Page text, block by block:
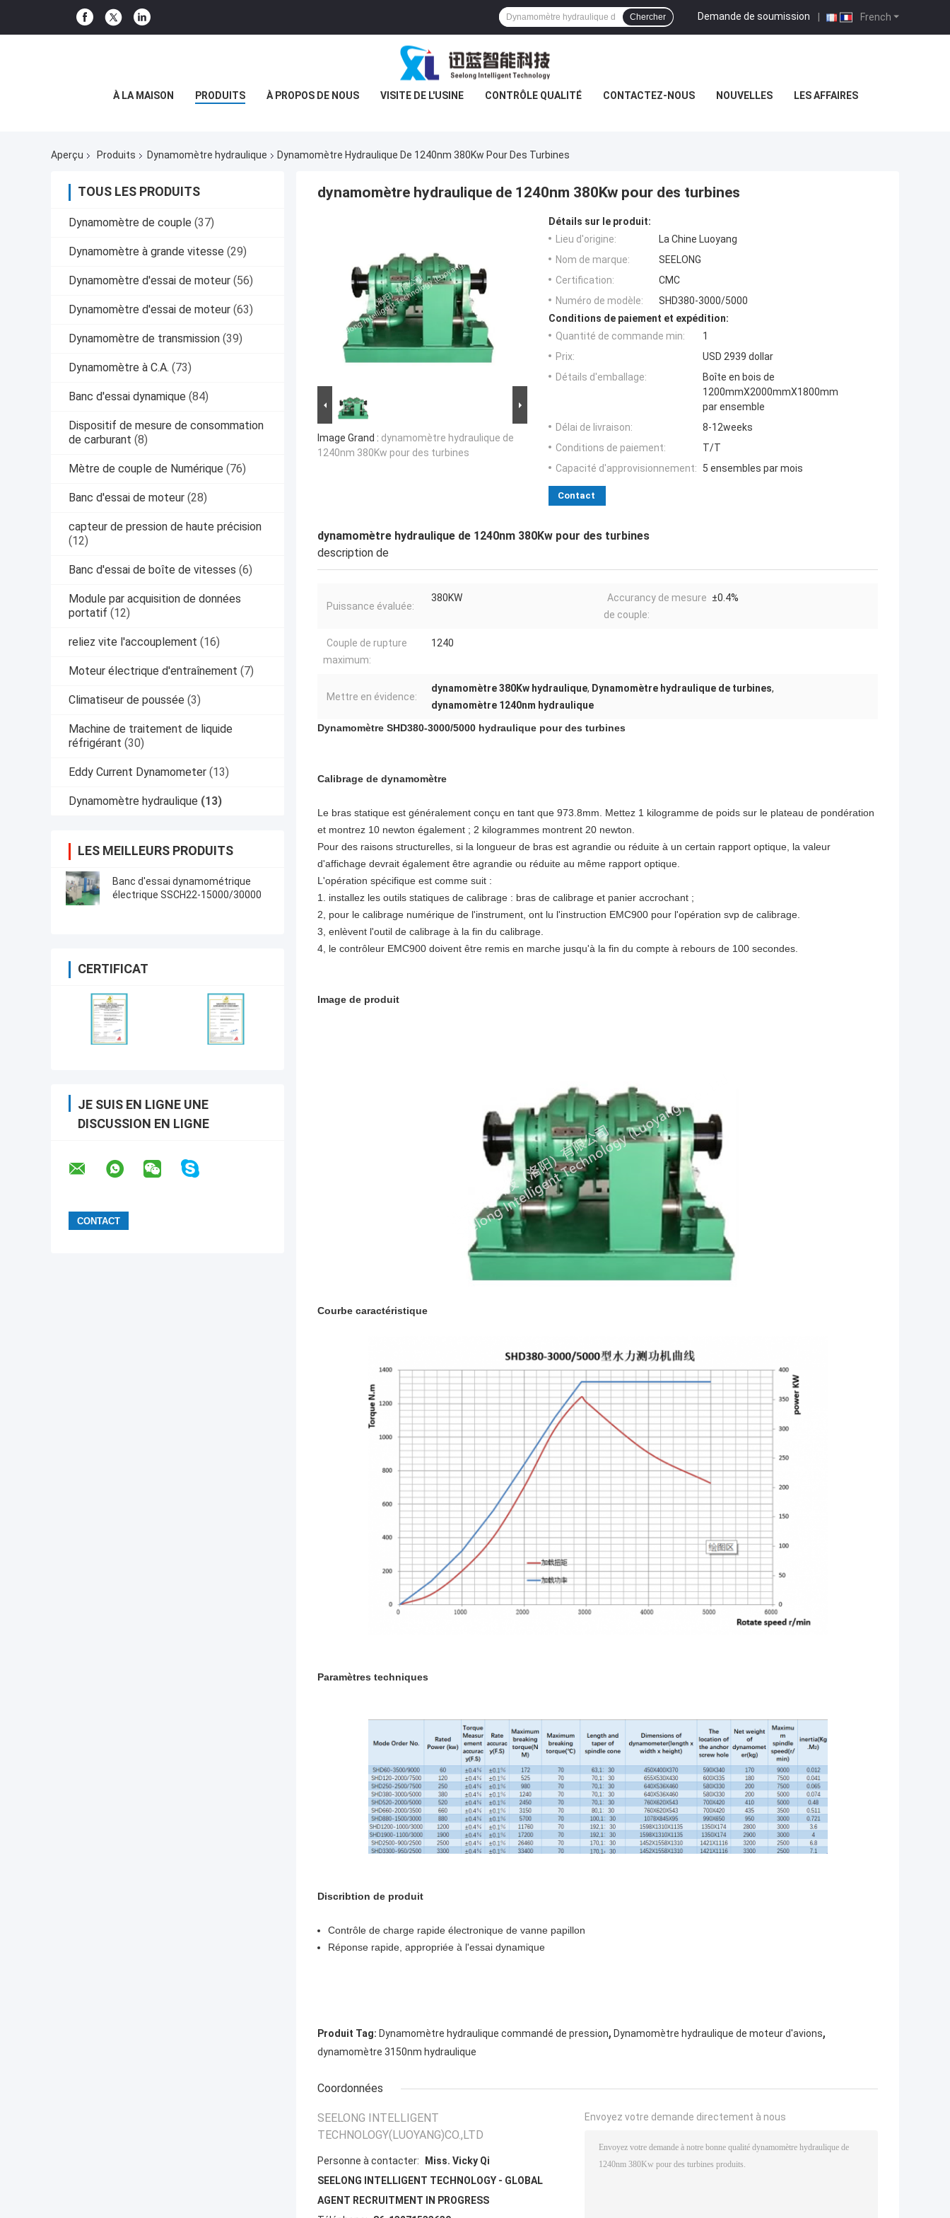
French
Demande de soumission |
Chercher
À LA MAISON PRODUITS À PROPOS DE NOUS VISITE DE L'USINE CONTRÔLE QUALITÉ CONTACTEZ-NOUS NOUVELLES LES AFFAIRES
Aperçu Produits Dynamomètre hydraulique Dynamomètre Hydraulique De 1240nm 380Kw Pour Des Turbines
TOUS LES PRODUITS
Dynamomètre de couple (37)
Dynamomètre à grande vitesse (29)
Dynamomètre d'essai de moteur (56)
Dynamomètre d'essai de moteur (63)
Dynamomètre de transmission (39)
Dynamomètre à C.A. (73)
Banc d'essai dynamique (84)
Dispositif de mesure de consommation
de carburant (8)
Mètre de couple de Numérique (76)
Banc d'essai de moteur (28)
capteur de pression de haute précision
(12)
Banc d'essai de boîte de vitesses (6)
Module par acquisition de données
portatif (12)
reliez vite l'accouplement (16)
Moteur électrique d'entraînement (7)
Climatiseur de poussée (3)
Machine de traitement de liquide
réfrigérant (30)
Eddy Current Dynamometer (13)
Dynamomètre hydraulique (13)
LES MEILLEURS PRODUITS
Banc d'essai dynamométrique
électrique SSCH22-15000/30000
CERTIFICAT
JE SUIS EN LIGNE UNE
DISCUSSION EN LIGNE
dynamomètre hydraulique de 1240nm 380Kw pour des turbines
Image Grand : dynamomètre hydraulique de
1240nm 380Kw pour des turbines
Détails sur le produit:
Lieu d'origine:
La Chine Luoyang
Nom de marque:
SEELONG
Certification:
CMC
Numéro de modèle:
SHD380-3000/5000
Conditions de paiement et expédition:
Quantité de commande min:
1
Prix:
USD 2939 dollar
Détails d'emballage:
Boîte en bois de
1200mmX2000mmX1800mm
par ensemble
Délai de livraison:
8-12weeks
Conditions de paiement:
T/T
Capacité d'approvisionnement:
5 ensembles par mois
Contact
dynamomètre hydraulique de 1240nm 380Kw pour des turbines
description de
Puissance évaluée:
380KW
Accurancy de mesure
de couple:
±0.4%
Couple de rupture
maximum:
1240
Mettre en évidence:
dynamomètre 380Kw hydraulique, Dynamomètre hydraulique de turbines,
dynamomètre 1240nm hydraulique
Dynamomètre SHD380-3000/5000 hydraulique pour des turbines
Calibrage de dynamomètre
Le bras statique est généralement conçu en tant que 973.8mm. Mettez 1 kilogramme de poids sur le plateau de pondération
et montrez 10 newton également ; 2 kilogrammes montrent 20 newton.
Pour des raisons structurelles, si la longueur de bras est agrandie ou réduite à un certain rapport optique, la valeur
d'affichage devrait également être agrandie ou réduite au même rapport optique.
L'opération spécifique est comme suit :
1. installez les outils statiques de calibrage : bras de calibrage et panier accrochant ;
2, pour le calibrage numérique de l'instrument, ont lu l'instruction EMC900 pour l'opération svp de calibrage.
3, enlèvent l'outil de calibrage à la fin du calibrage.
4, le contrôleur EMC900 doivent être remis en marche jusqu'à la fin du compte à rebours de 100 secondes.
Image de produit
Courbe caractéristique
Paramètres techniques
Discribtion de produit
Contrôle de charge rapide électronique de vanne papillon
Réponse rapide, appropriée à l'essai dynamique
Produit Tag: Dynamomètre hydraulique commandé de pression, Dynamomètre hydraulique de moteur d'avions,
dynamomètre 3150nm hydraulique
Coordonnées
SEELONG INTELLIGENT
TECHNOLOGY(LUOYANG)CO.,LTD
Personne à contacter:
Miss. Vicky Qi
SEELONG INTELLIGENT TECHNOLOGY - GLOBAL
AGENT RECRUITMENT IN PROGRESS
Envoyez votre demande directement à nous